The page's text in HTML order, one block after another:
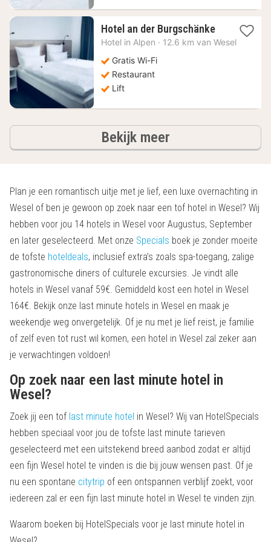
Hotel an der Burgschänke1
nacht
Hotel in Alpen · 12.6 km van Wesel
Gratis Wi-Fi
Restaurant
Lift
Bekijk meerhotels
Plan je een romantisch uitje met je lief, een luxe overnachting in
Wesel of ben je gewoon op zoek naar een tof hotel in Wesel? Wij
hebben voor jou 14 hotels in Wesel voor Augustus, September
en later geselecteerd. Met onze Specials boek je zonder moeite
de tofste hoteldeals, inclusief extra’s zoals spa-toegang, zalige
gastronomische diners of culturele excursies. Je vindt alle
hotels in Wesel vanaf 59€. Gemiddeld kost een hotel in Wesel
164€. Bekijk onze last minute hotels in Wesel en maak je
weekendje weg onvergetelijk. Of je nu met je lief reist, je familie
of zelf even tot rust wil komen, een hotel in Wesel zal zeker aan
je verwachtingen voldoen!
Op zoek naar een last minute hotel in
Wesel?
Zoek jij een tof last minute hotel in Wesel? Wij van HotelSpecials
hebben speciaal voor jou de tofste last minute tarieven
geselecteerd met een uitstekend breed aanbod zodat er altijd
een fijn Wesel hotel te vinden is die bij jouw wensen past. Of je
nu een spontane citytrip of een ontspannen verblijf zoekt, voor
iedereen zal er een fijn last minute hotel in Wesel te vinden zijn.
Waarom boeken bij HotelSpecials voor je last minute hotel in